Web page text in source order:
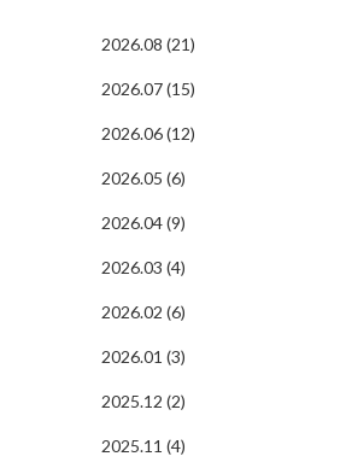
2026.08 (21)
2026.07 (15)
2026.06 (12)
2026.05 (6)
2026.04 (9)
2026.03 (4)
2026.02 (6)
2026.01 (3)
2025.12 (2)
2025.11 (4)